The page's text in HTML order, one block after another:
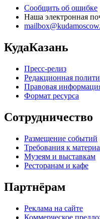
Сообщить об ошибке
Наша электронная
КудаКазань
Пресс-релиз
Редакционная
Правовая
Формат ресурса
Сотрудничество
Размещение событий
Требования к
Музеям и выставкам
Ресторанам и кафе
Партнёрам
Реклама на сайте
Коммерческое